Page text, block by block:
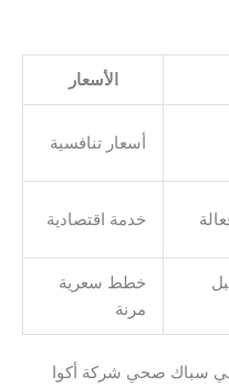
الأسعار
أسعار تنافسية
خدمة اقتصادية
خطط سعرية
مرنة
سباك صحي شركة أكوا